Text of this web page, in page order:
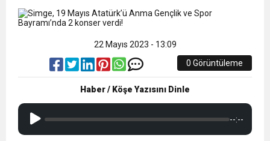
KAP’a Bildirdi
22 Mayıs 2023 - 13:09
0 Görüntüleme
Haber / Köşe Yazısını Dinle
--:--